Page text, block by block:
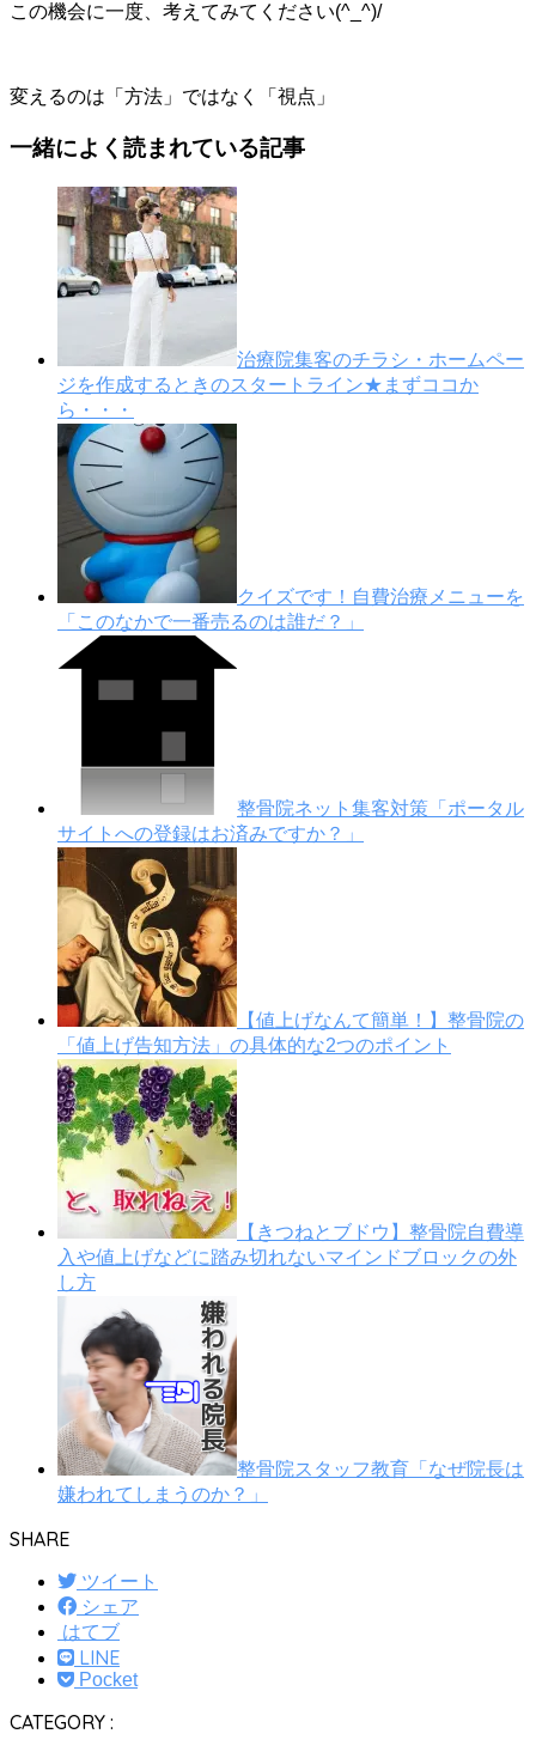
この機会に一度、考えてみてください(^_^)/
変えるのは「方法」ではなく「視点」
一緒によく読まれている記事
治療院集客のチラシ・ホームペー
ジを作成するときのスタートライン★まずココか
ら・・・
クイズです！自費治療メニューを
「このなかで一番売るのは誰だ？」
整骨院ネット集客対策「ポータル
サイトへの登録はお済みですか？」
【値上げなんて簡単！】整骨院の
「値上げ告知方法」の具体的な2つのポイント
【きつねとブドウ】整骨院自費導
入や値上げなどに踏み切れないマインドブロックの外
し方
整骨院スタッフ教育「なぜ院長は
嫌われてしまうのか？」
SHARE
ツイート
シェア
はてブ
LINE
Pocket
CATEGORY :